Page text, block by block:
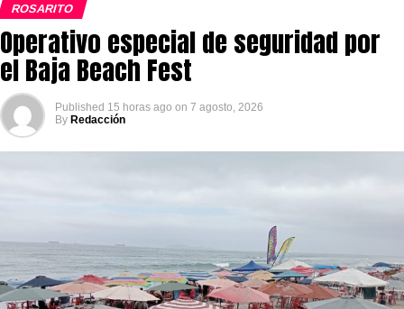
ROSARITO
Operativo especial de seguridad por
el Baja Beach Fest
Published 15 horas ago on 7 agosto, 2026
By Redacción